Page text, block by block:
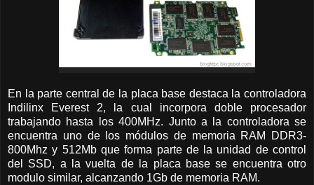
En la parte central de la placa base destaca la controladora
Indilinx Everest 2, la cual incorpora doble procesador
trabajando hasta los 400MHz. Junto a la controladora se
encuentra uno de los módulos de memoria RAM DDR3-
800Mhz y 512Mb que forma parte de la unidad de control
del SSD, a la vuelta de la placa base se encuentra otro
modulo similar, alcanzando 1Gb de memoria RAM.